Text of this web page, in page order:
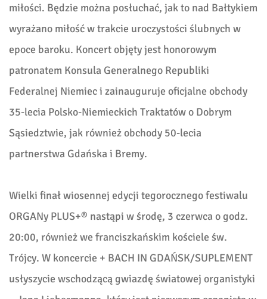
miłości. Będzie można posłuchać, jak to nad Bałtykiem
wyrażano miłość w trakcie uroczystości ślubnych w
epoce baroku. Koncert objęty jest honorowym
patronatem Konsula Generalnego Republiki
Federalnej Niemiec i zainauguruje oficjalne obchody
35-lecia Polsko-Niemieckich Traktatów o Dobrym
Sąsiedztwie, jak również obchody 50-lecia
partnerstwa Gdańska i Bremy.
Wielki finał wiosennej edycji tegorocznego festiwalu
ORGANy PLUS+® nastąpi w środę, 3 czerwca o godz.
20:00, również we franciszkańskim kościele św.
Trójcy. W koncercie + BACH IN GDAŃSK/SUPLEMENT
usłyszycie wschodzącą gwiazdę światowej organistyki